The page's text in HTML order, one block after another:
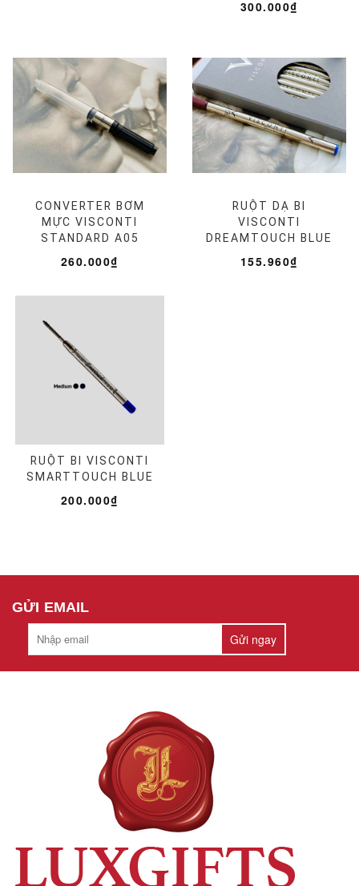
300.000₫
CONVERTER BƠM
MỰC VISCONTI
STANDARD A05
260.000₫
RUỘT DẠ BI
VISCONTI
DREAMTOUCH BLUE
155.960₫
RUỘT BI VISCONTI
SMARTTOUCH BLUE
200.000₫
GỬI EMAIL
Gửi ngay